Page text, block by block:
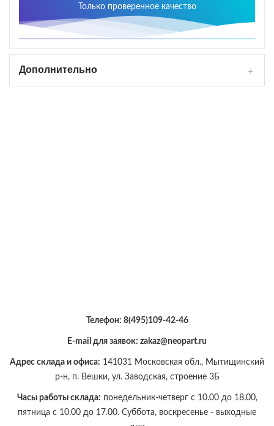
Только проверенное качество
Дополнительно
Телефон: 8(495)109-42-46
E-mail для заявок: zakaz@neopart.ru
Адрес склада и офиса: 141031 Московская обл., Мытищинский
р-н, п. Вешки, ул. Заводская, строение 3Б
Часы работы склада: понедельник-четверг с 10.00 до 18.00,
пятница с 10.00 до 17.00. Суббота, воскресенье - выходные